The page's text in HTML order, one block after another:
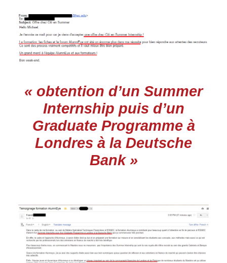
« obtention d’un Summer
Internship puis d’un
Graduate Programme à
Londres à la Deutsche
Bank »